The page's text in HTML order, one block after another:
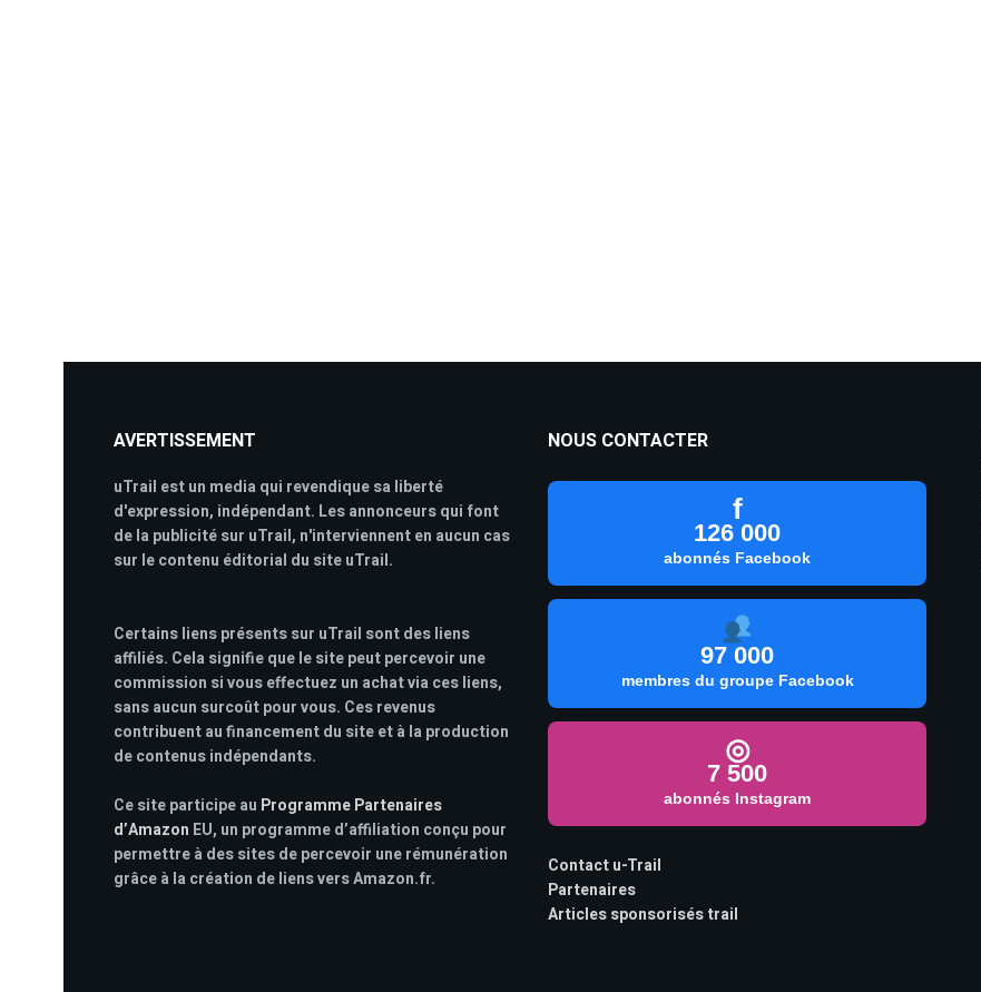
AVERTISSEMENT
uTrail est un media qui revendique sa liberté
d'expression, indépendant. Les annonceurs qui font
de la publicité sur uTrail, n'interviennent en aucun cas
sur le contenu éditorial du site uTrail.
Certains liens présents sur uTrail sont des liens
affiliés. Cela signifie que le site peut percevoir une
commission si vous effectuez un achat via ces liens,
sans aucun surcoût pour vous. Ces revenus
contribuent au financement du site et à la production
de contenus indépendants.
Ce site participe au Programme Partenaires
d’Amazon EU, un programme d’affiliation conçu pour
permettre à des sites de percevoir une rémunération
grâce à la création de liens vers Amazon.fr.
NOUS CONTACTER
f
126 000
abonnés Facebook
97 000
membres du groupe Facebook
◎
7 500
abonnés Instagram
Contact u-Trail
Partenaires
Articles sponsorisés trail